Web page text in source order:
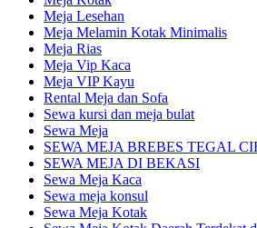
Meja Lesehan
Meja Melamin Kotak Minimalis
Meja Rias
Meja Vip Kaca
Meja VIP Kayu
Rental Meja dan Sofa
Sewa kursi dan meja bulat
Sewa Meja
SEWA MEJA BREBES TEGAL
SEWA MEJA DI BEKASI
Sewa Meja Kaca
Sewa meja konsul
Sewa Meja Kotak